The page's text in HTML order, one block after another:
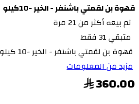
قهوة بن لقمتي باشنفر - الخير -10كيلو
تم بيعه أكثر من 21 مرة
متبقي 31 فقط
قهوة بن لقمتي باشنفر - الخير -10 كيلو
مزيد من المعلومات
360.00